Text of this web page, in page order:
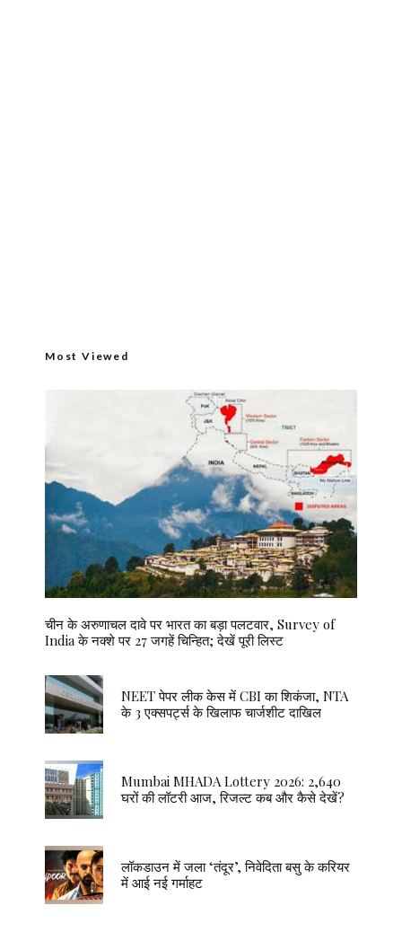
Most Viewed
चीन के अरुणाचल दावे पर भारत का बड़ा पलटवार, Survey of
India के नक्शे पर 27 जगहें चिन्हित; देखें पूरी लिस्ट
NEET पेपर लीक केस में CBI का शिकंजा, NTA
के 3 एक्सपर्ट्स के खिलाफ चार्जशीट दाखिल
Mumbai MHADA Lottery 2026: 2,640
घरों की लॉटरी आज, रिजल्ट कब और कैसे देखें?
लॉकडाउन में जला ‘तंदूर’, निवेदिता बसु के करियर
में आई नई गर्माहट